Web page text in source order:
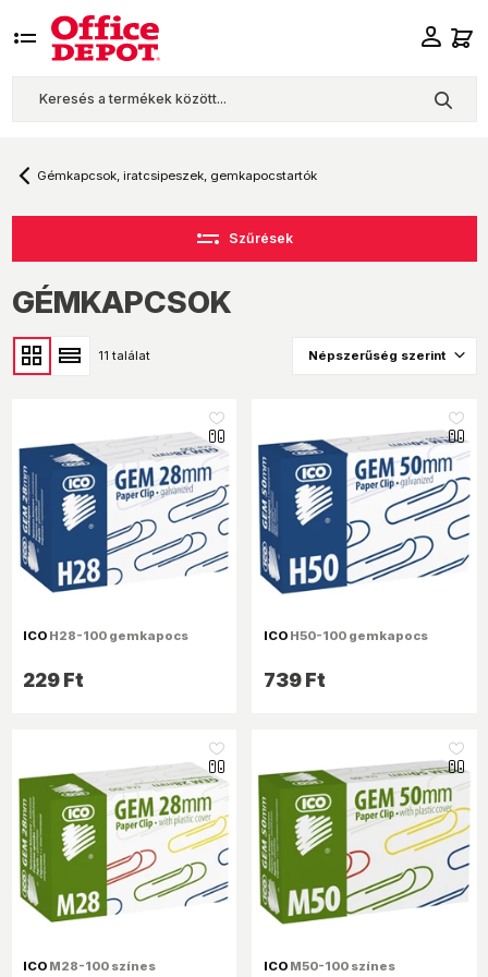
Gémkapcsok, iratcsipeszek, gemkapocstartók
GÉMKAPCSOK
11 találat
like_16
ICO H28-100 gemkapocs
229 Ft
like_16
ICOH50-100 gemkapocs
739 Ft
like_16
ICO M28-100 színes
like_16
ICOM50-100 színes
Szűrések